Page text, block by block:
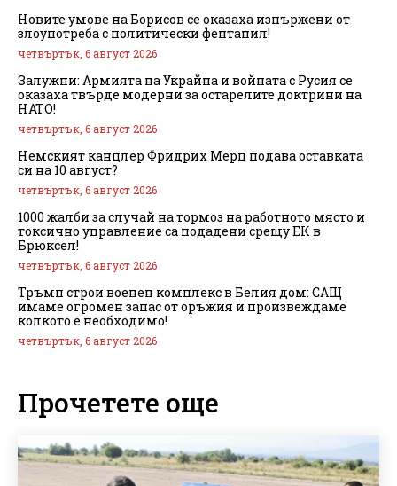
Новите умове на Борисов се оказаха изпържени от
злоупотреба с политически фентанил!
четвъртък, 6 август 2026
Залужни: Армията на Украйна и войната с Русия се
оказаха твърде модерни за остарелите доктрини на
НАТО!
четвъртък, 6 август 2026
Немският канцлер Фридрих Мерц подава оставката
си на 10 август?
четвъртък, 6 август 2026
1000 жалби за случай на тормоз на работното място и
токсично управление са подадени срещу ЕК в
Брюксел!
четвъртък, 6 август 2026
Тръмп строи военен комплекс в Белия дом: САЩ
имаме огромен запас от оръжия и произвеждаме
колкото е необходимо!
четвъртък, 6 август 2026
Прочетете още